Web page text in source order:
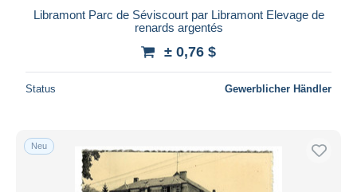
Libramont Parc de Séviscourt par Libramont Elevage de
renards argentés
± 0,76 $
Status Gewerblicher Händler
Neu